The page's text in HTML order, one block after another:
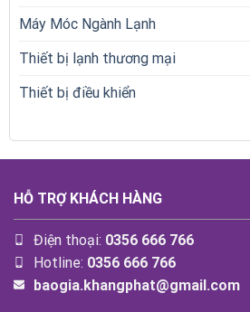
Máy Móc Ngành Lạnh
Thiết bị lạnh thương mại
Thiết bị điều khiển
HỖ TRỢ KHÁCH HÀNG
Điện thoại: 0356 666 766
Hotline: 0356 666 766
baogia.khangphat@gmail.com